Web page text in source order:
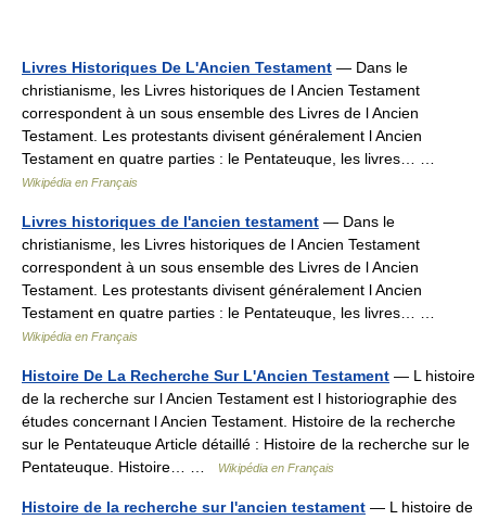
Livres Historiques De L'Ancien Testament — Dans le
christianisme, les Livres historiques de l Ancien Testament
correspondent à un sous ensemble des Livres de l Ancien
Testament. Les protestants divisent généralement l Ancien
Testament en quatre parties : le Pentateuque, les livres… …
Wikipédia en Français
Livres historiques de l'ancien testament — Dans le
christianisme, les Livres historiques de l Ancien Testament
correspondent à un sous ensemble des Livres de l Ancien
Testament. Les protestants divisent généralement l Ancien
Testament en quatre parties : le Pentateuque, les livres… …
Wikipédia en Français
Histoire De La Recherche Sur L'Ancien Testament — L histoire
de la recherche sur l Ancien Testament est l historiographie des
études concernant l Ancien Testament. Histoire de la recherche
sur le Pentateuque Article détaillé : Histoire de la recherche sur le
Pentateuque. Histoire… …
Wikipédia en Français
Histoire de la recherche sur l'ancien testament — L histoire de